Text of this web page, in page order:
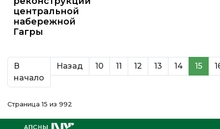
центральной
набережной
Гагры
В
начало
Назад 10 11 12 13 14 15
Страница 15 из 992